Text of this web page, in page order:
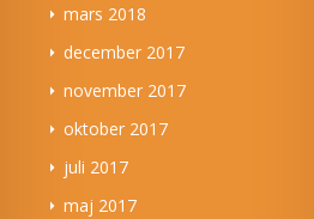
mars 2018
december 2017
november 2017
oktober 2017
juli 2017
maj 2017